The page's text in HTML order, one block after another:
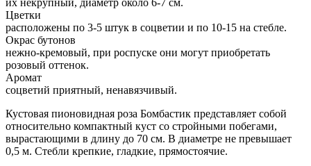
Цветки
расположены по 3-5 штук в соцветии и по 10-15 на стебле.
Окрас бутонов
нежно-кремовый, при роспуске они могут приобретать
розовый оттенок.
Аромат
соцветий приятный, ненавязчивый.
Кустовая пионовидная роза Бомбастик представляет собой
относительно компактный куст со стройными побегами,
вырастающими в длину до 70 см. В диаметре не превышает
0,5 м. Стебли крепкие, гладкие, прямостоячие.